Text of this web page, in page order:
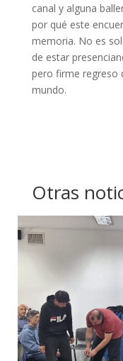
canal y alguna
por qué este
memoria. No es
de estar
pero firme regreso
mundo.
Otras